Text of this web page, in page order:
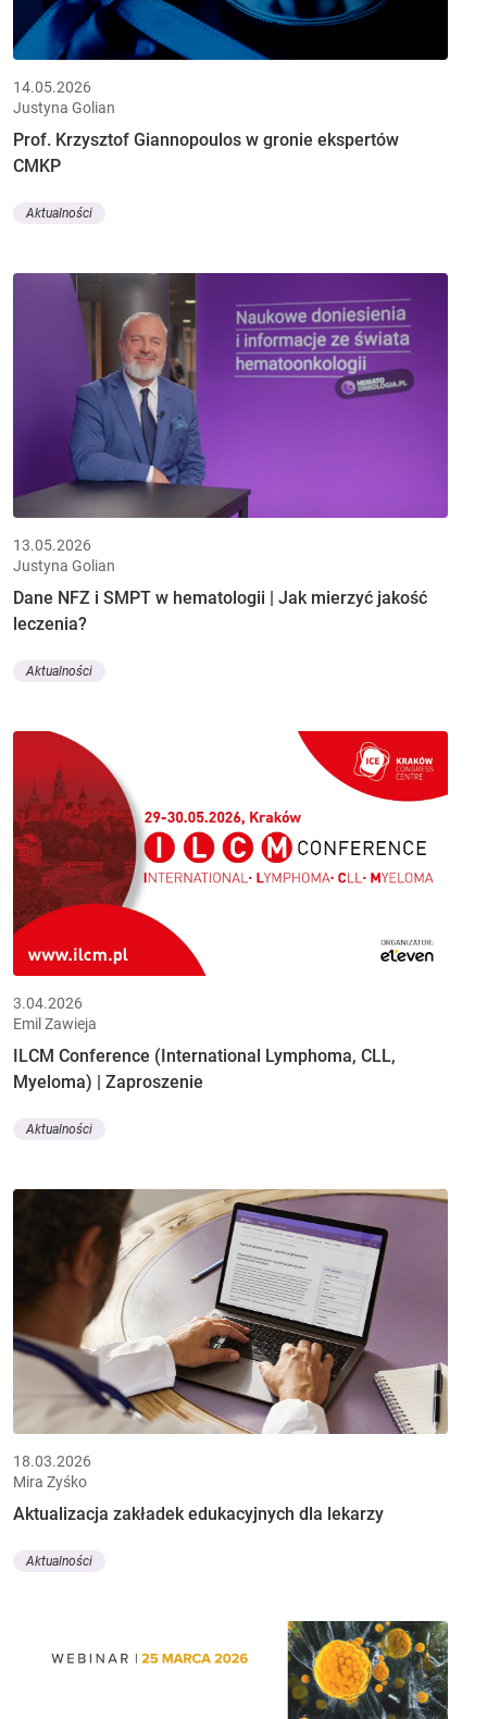
14.05.2026
Justyna Golian
Prof. Krzysztof Giannopoulos w gronie ekspertów
CMKP
Aktualności
13.05.2026
Justyna Golian
Dane NFZ i SMPT w hematologii | Jak mierzyć jakość
leczenia?
Aktualności
3.04.2026
Emil Zawieja
ILCM Conference (International Lymphoma, CLL,
Myeloma) | Zaproszenie
Aktualności
18.03.2026
Mira Zyśko
Aktualizacja zakładek edukacyjnych dla lekarzy
Aktualności